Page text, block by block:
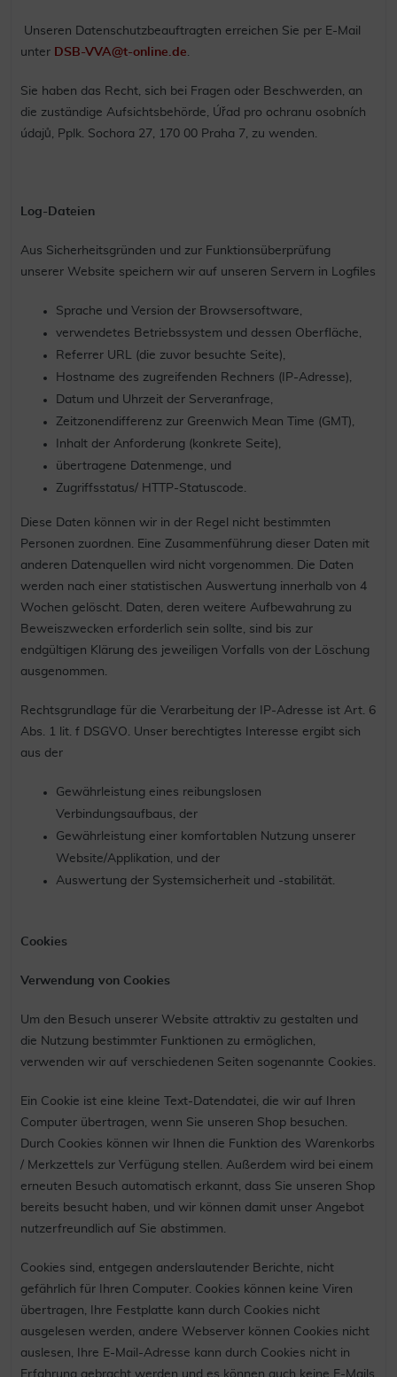
Unseren Datenschutzbeauftragten erreichen Sie per E-Mail
unter DSB-VVA@t-online.de.
Sie haben das Recht, sich bei Fragen oder Beschwerden, an
die zuständige Aufsichtsbehörde, Úřad pro ochranu osobních
údajů, Pplk. Sochora 27, 170 00 Praha 7, zu wenden.
Log-Dateien
Aus Sicherheitsgründen und zur Funktionsüberprüfung
unserer Website speichern wir auf unseren Servern in Logfiles
Sprache und Version der Browsersoftware,
verwendetes Betriebssystem und dessen Oberfläche,
Referrer URL (die zuvor besuchte Seite),
Hostname des zugreifenden Rechners (IP-Adresse),
Datum und Uhrzeit der Serveranfrage,
Zeitzonendifferenz zur Greenwich Mean Time (GMT),
Inhalt der Anforderung (konkrete Seite),
übertragene Datenmenge, und
Zugriffsstatus/ HTTP-Statuscode.
Diese Daten können wir in der Regel nicht bestimmten
Personen zuordnen. Eine Zusammenführung dieser Daten mit
anderen Datenquellen wird nicht vorgenommen. Die Daten
werden nach einer statistischen Auswertung innerhalb von 4
Wochen gelöscht. Daten, deren weitere Aufbewahrung zu
Beweiszwecken erforderlich sein sollte, sind bis zur
endgültigen Klärung des jeweiligen Vorfalls von der Löschung
ausgenommen.
Rechtsgrundlage für die Verarbeitung der IP-Adresse ist Art. 6
Abs. 1 lit. f DSGVO. Unser berechtigtes Interesse ergibt sich
aus der
Gewährleistung eines reibungslosen
Verbindungsaufbaus, der
Gewährleistung einer komfortablen Nutzung unserer
Website/Applikation, und der
Auswertung der Systemsicherheit und -stabilität.
Cookies
Verwendung von Cookies
Um den Besuch unserer Website attraktiv zu gestalten und
die Nutzung bestimmter Funktionen zu ermöglichen,
verwenden wir auf verschiedenen Seiten sogenannte Cookies.
Ein Cookie ist eine kleine Text-Datendatei, die wir auf Ihren
Computer übertragen, wenn Sie unseren Shop besuchen.
Durch Cookies können wir Ihnen die Funktion des Warenkorbs
/ Merkzettels zur Verfügung stellen. Außerdem wird bei einem
erneuten Besuch automatisch erkannt, dass Sie unseren Shop
bereits besucht haben, und wir können damit unser Angebot
nutzerfreundlich auf Sie abstimmen.
Cookies sind, entgegen anderslautender Berichte, nicht
gefährlich für Ihren Computer. Cookies können keine Viren
übertragen, Ihre Festplatte kann durch Cookies nicht
ausgelesen werden, andere Webserver können Cookies nicht
auslesen, Ihre E-Mail-Adresse kann durch Cookies nicht in
Erfahrung gebracht werden und es können auch keine E-Mails